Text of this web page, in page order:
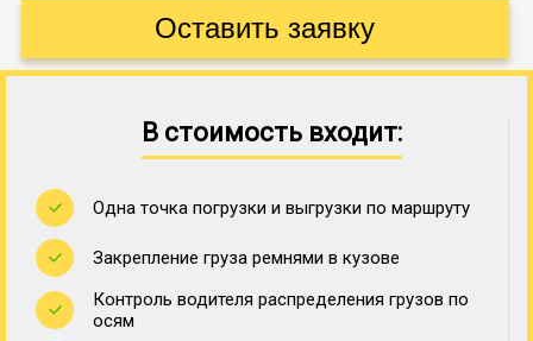
В стоимость входит:
Одна точка погрузки и выгрузки по маршруту
Закрепление груза ремнями в кузове
Контроль водителя распределения грузов по
осям